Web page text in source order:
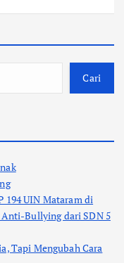
Cari
194 UIN Mataram di
Anti-Bullying dari SDN 5
Tapi Mengubah Cara